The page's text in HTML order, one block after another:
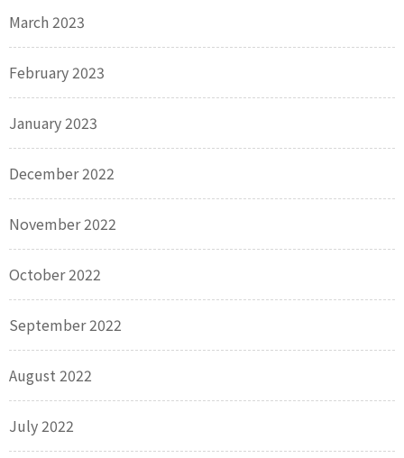
March 2023
February 2023
January 2023
December 2022
November 2022
October 2022
September 2022
August 2022
July 2022